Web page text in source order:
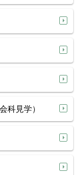
科見学）